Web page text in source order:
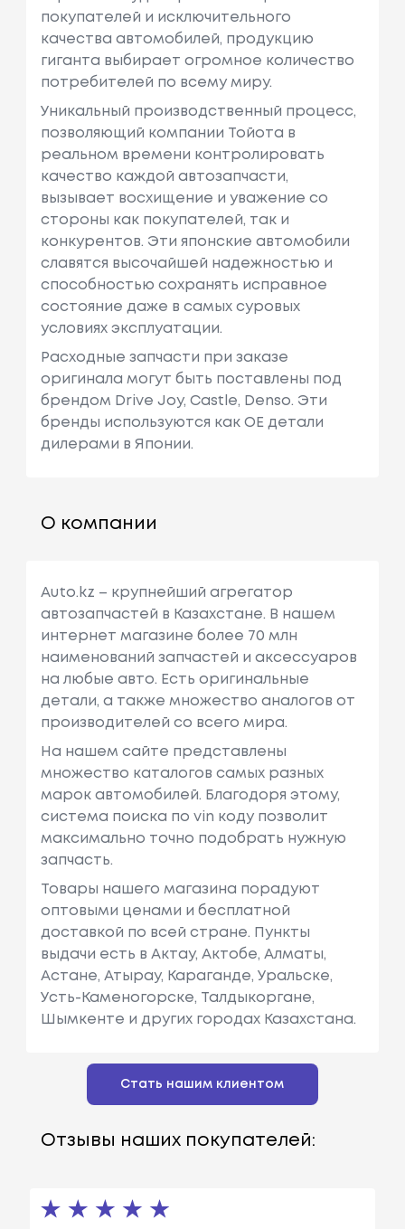
покупателей и исключительного
качества автомобилей, продукцию
гиганта выбирает огромное количество
потребителей по всему миру.
Уникальный производственный процесс,
позволяющий компании Тойота в
реальном времени контролировать
качество каждой автозапчасти,
вызывает восхищение и уважение со
стороны как покупателей, так и
конкурентов. Эти японские автомобили
славятся высочайшей надежностью и
способностью сохранять исправное
состояние даже в самых суровых
условиях эксплуатации.
Расходные запчасти при заказе
оригинала могут быть поставлены под
брендом Drive Joy, Castle, Denso. Эти
бренды используются как ОЕ детали
дилерами в Японии.
О компании
Auto.kz – крупнейший агрегатор
автозапчастей в Казахстане. В нашем
интернет магазине более 70 млн
наименований запчастей и аксессуаров
на любые авто. Есть оригинальные
детали, а также множество аналогов от
производителей со всего мира.
На нашем сайте представлены
множество каталогов самых разных
марок автомобилей. Благодоря этому,
система поиска по vin коду позволит
максимально точно подобрать нужную
запчасть.
Товары нашего магазина порадуют
оптовыми ценами и бесплатной
доставкой по всей стране. Пункты
выдачи есть в Актау, Актобе, Алматы,
Астане, Атырау, Караганде, Уральске,
Усть-Каменогорске, Талдыкоргане,
Шымкенте и других городах Казахстана.
Стать нашим клиентом
Отзывы наших покупателей: